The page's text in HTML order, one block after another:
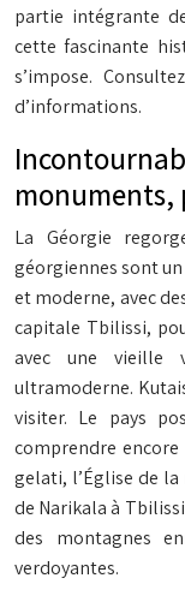
partie intégrante
cette fascinante
s’impose.
d’informations.
monuments,
La Géorgie
géorgiennes sont
et moderne, avec
capitale Tbilissi,
avec une vieille
ultramoderne.
visiter. Le pays
comprendre
gelati, l’Église de
de Narikala à
des montagnes
verdoyantes.